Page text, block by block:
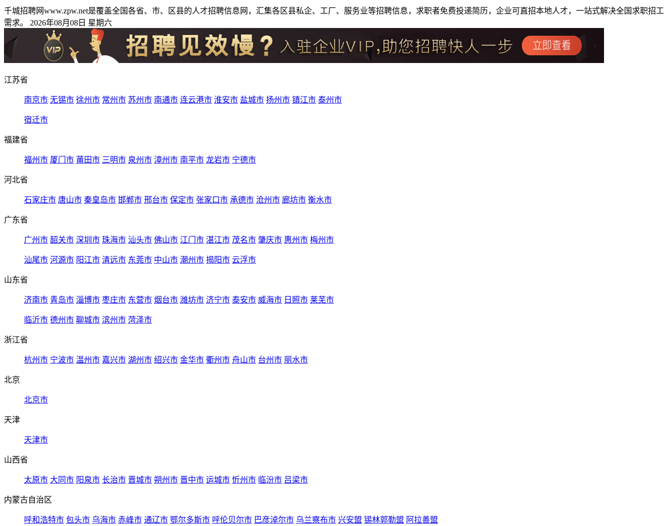
千城招聘网www.zpw.net是覆盖全国各省、市、区县的人才招聘信息网，汇集各区县私企、工厂、服务业等招聘信息，求职者免费投递简历，企业可直招本地人才，一站式解决全国求职招工
需求。 2026年08月08日 星期六
江苏省
南京市 无锡市 徐州市 常州市 苏州市 南通市 连云港市 淮安市 盐城市 扬州市 镇江市 泰州市
宿迁市
福建省
福州市 厦门市 莆田市 三明市 泉州市 漳州市 南平市 龙岩市 宁德市
河北省
石家庄市 唐山市 秦皇岛市 邯郸市 邢台市 保定市 张家口市 承德市 沧州市 廊坊市 衡水市
广东省
广州市 韶关市 深圳市 珠海市 汕头市 佛山市 江门市 湛江市 茂名市 肇庆市 惠州市 梅州市
汕尾市 河源市 阳江市 清远市 东莞市 中山市 潮州市 揭阳市 云浮市
山东省
济南市 青岛市 淄博市 枣庄市 东营市 烟台市 潍坊市 济宁市 泰安市 威海市 日照市 莱芜市
临沂市 德州市 聊城市 滨州市 菏泽市
浙江省
杭州市 宁波市 温州市 嘉兴市 湖州市 绍兴市 金华市 衢州市 舟山市 台州市 丽水市
北京
北京市
天津
天津市
山西省
太原市 大同市 阳泉市 长治市 晋城市 朔州市 晋中市 运城市 忻州市 临汾市 吕梁市
内蒙古自治区
呼和浩特市 包头市 乌海市 赤峰市 通辽市 鄂尔多斯市 呼伦贝尔市 巴彦淖尔市 乌兰察布市 兴安盟 锡林郭勒盟 阿拉善盟